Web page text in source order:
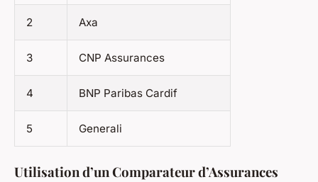
2 Axa
3 CNP Assurances
4 BNP Paribas Cardif
5 Generali
Utilisation d’un Comparateur d’Assurances